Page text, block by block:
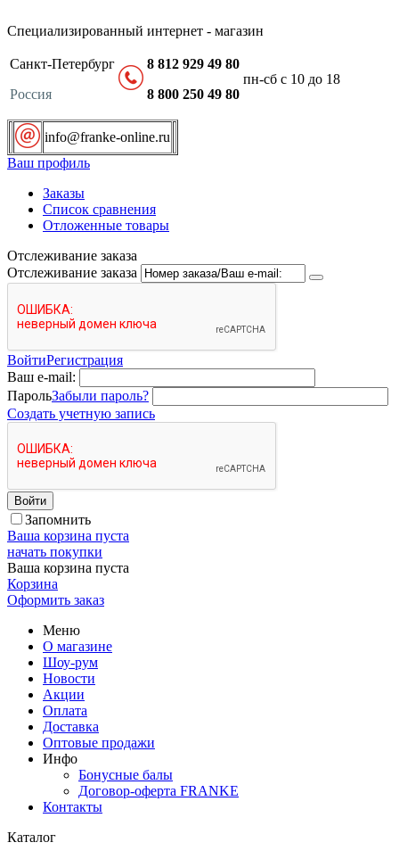
Специализированный интернет - магазин
Санкт-Петербург
Россия
8 812 929 49 80
8 800 250 49 80
пн-сб с 10 до 18
info@franke-online.ru
Ваш профиль
Заказы
Список сравнения
Отложенные товары
Отслеживание заказа
Отслеживание заказа
ВойтиРегистрация
Ваш e-mail:
ПарольЗабыли пароль?
Создать учетную запись
Войти
Запомнить
Ваша корзина пуста
начать покупки
Ваша корзина пуста
Корзина
Оформить заказ
Меню
О магазине
Шоу-рум
Новости
Акции
Оплата
Доставка
Оптовые продажи
Инфо
Бонусные балы
Договор-оферта FRANKE
Контакты
Каталог